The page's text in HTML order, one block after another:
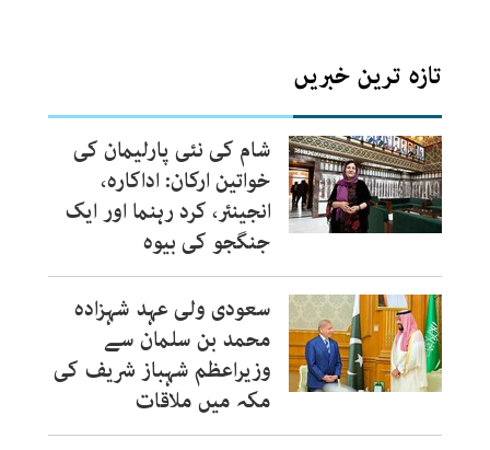
تازہ ترین خبریں
شام کی نئی پارلیمان کی
خواتین ارکان: اداکارہ،
انجینئر، کرد رہنما اور ایک
جنگجو کی بیوہ
سعودی ولی عہد شہزادہ
محمد بن سلمان سے
وزیراعظم شہباز شریف کی
مکہ میں ملاقات